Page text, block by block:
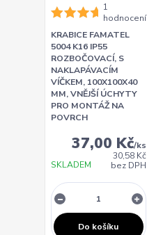
1
hodnocení
KRABICE FAMATEL
5004 K16 IP55
ROZBOČOVACÍ, S
NAKLAPÁVACÍM
VÍČKEM, 100X100X40
MM, VNĚJŠÍ ÚCHYTY
PRO MONTÁŽ NA
POVRCH
37,00 Kč/ks
30,58 Kč
bez DPH
SKLADEM
Do košíku